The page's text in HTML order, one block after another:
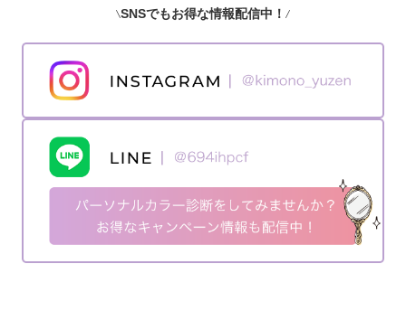
SNSでもお得な情報配信中！